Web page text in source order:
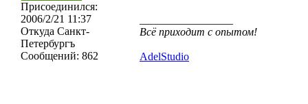
Присоединился:
2006/2/21 11:37
Откуда Санкт-
Петербургъ
Сообщений: 862
Всё приходит с опытом!
AdelStudio